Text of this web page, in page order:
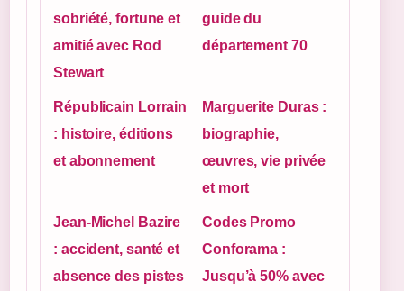
sobriété, fortune et
amitié avec Rod
Stewart
guide du
département 70
Républicain Lorrain
: histoire, éditions
et abonnement
Marguerite Duras :
biographie,
œuvres, vie privée
et mort
Jean-Michel Bazire
: accident, santé et
absence des pistes
Codes Promo
Conforama :
Jusqu’à 50% avec